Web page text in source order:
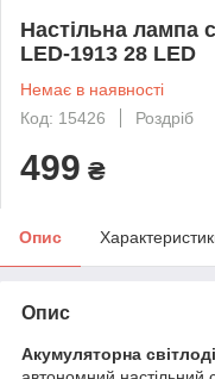
Настільна лампа
LED-1913 28 LED
Немає в наявності
Код: 15426
Роздріб
499 ₴
Опис
Опис
Акумуляторна